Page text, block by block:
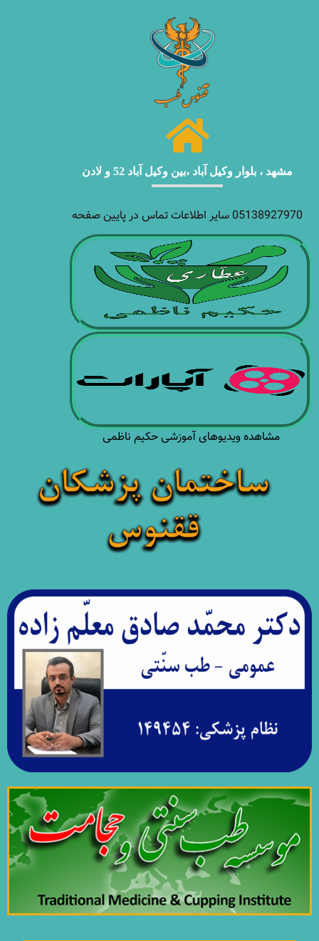
مشهد ، بلوار وکیل آباد ،بین وکیل آباد 52 و لادن
05138927970 سایر اطلاعات تماس در پایین صفحه
مشاهده ویدیوهای آموزشی حکیم ناظمی